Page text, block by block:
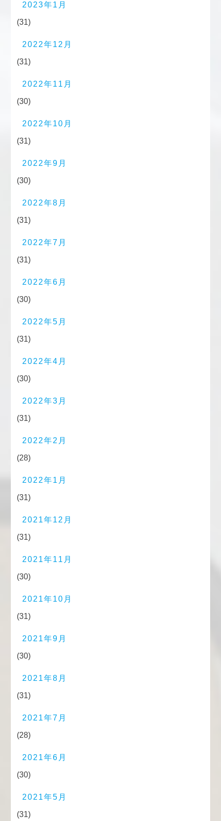
2023年1月
(31)
2022年12月
(31)
2022年11月
(30)
2022年10月
(31)
2022年9月
(30)
2022年8月
(31)
2022年7月
(31)
2022年6月
(30)
2022年5月
(31)
2022年4月
(30)
2022年3月
(31)
2022年2月
(28)
2022年1月
(31)
2021年12月
(31)
2021年11月
(30)
2021年10月
(31)
2021年9月
(30)
2021年8月
(31)
2021年7月
(28)
2021年6月
(30)
2021年5月
(31)